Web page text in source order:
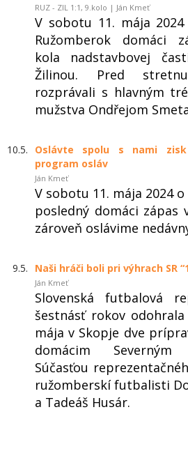
RUZ - ZIL 1:1, 9.kolo | Ján Kmeť
V sobotu 11. mája
Ružomberok domáci
kola nadstavbovej
Žilinou. Pred
rozprávali s hlavným
mužstva Ondřejom
10.5.
Oslávte spolu s nami
program osláv
Ján Kmeť
V sobotu 11. mája 2024
posledný domáci zápas
zároveň oslávime
9.5. Naši hráči boli pri výhrach SR
Ján Kmeť
Slovenská futbalová
šestnásť rokov
mája v Skopje dve
domácim Severným
Súčasťou
ružomberskí futbalisti
a Tadeáš Husár.